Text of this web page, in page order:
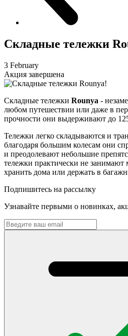
Складные тележки
3 February
Акция завершена
Складные тележки Rounya -
любом путешествии или даже в
прочности они выдерживают до
Тележки легко складываются и
благодаря большим колесам они
и преодолевают небольшие
тележки практически не занимают
хранить дома или держать в
Подпишитесь на рассылку
Узнавайте первыми о новинках,